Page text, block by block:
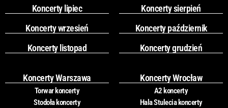
Koncerty lipiec
Koncerty sierpień
Koncerty wrzesień
Koncerty październik
Koncerty listopad
Koncerty grudzień
Koncerty Warszawa
Torwar koncerty
Stodoła koncerty
Koncerty Wrocław
A2 koncerty
Hala Stulecia koncerty